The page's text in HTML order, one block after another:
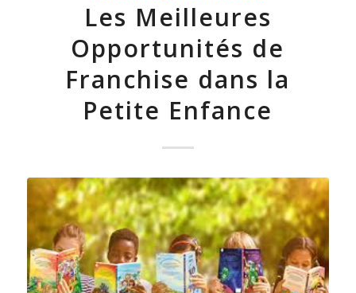
Les Meilleures
Opportunités de
Franchise dans la
Petite Enfance